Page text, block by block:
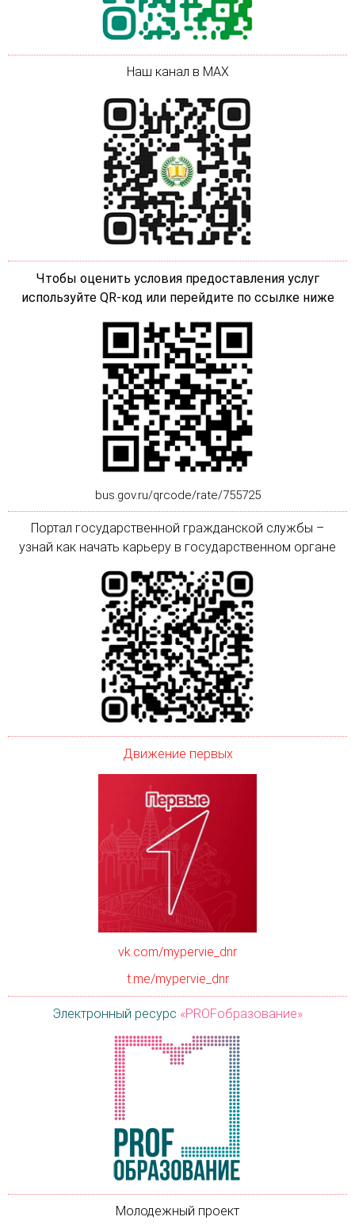
Наш канал в MAX
Чтобы оценить условия предоставления услуг
используйте QR-код или перейдите по ссылке ниже
bus.gov.ru/qrcode/rate/755725
Портал государственной гражданской службы –
узнай как начать карьеру в государственном органе
Движение первых
vk.com/mypervie_dnr
t.me/mypervie_dnr
Электронный ресурс «PROFобразование»
Молодежный проект